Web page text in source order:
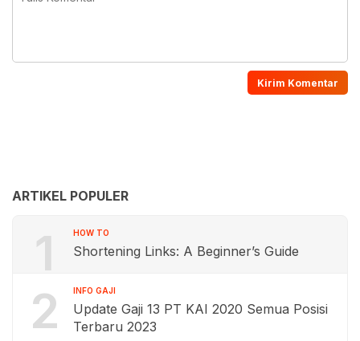
ARTIKEL POPULER
1 HOW TO
Shortening Links: A Beginner’s Guide
2 INFO GAJI
Update Gaji 13 PT KAI 2020 Semua Posisi
Terbaru 2023